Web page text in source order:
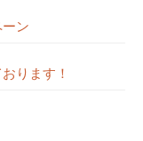
ン
ります！